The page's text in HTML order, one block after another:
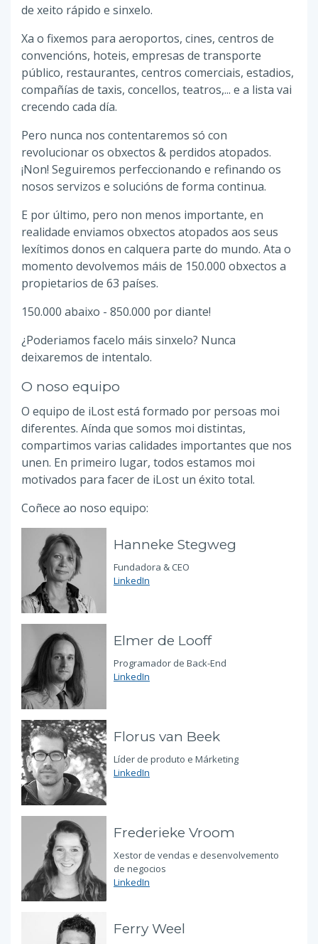
de xeito rápido e sinxelo.
Xa o fixemos para aeroportos, cines, centros de
convencións, hoteis, empresas de transporte
público, restaurantes, centros comerciais, estadios,
compañías de taxis, concellos, teatros,... e a lista vai
crecendo cada día.
Pero nunca nos contentaremos só con
revolucionar os obxectos & perdidos atopados.
¡Non! Seguiremos perfeccionando e refinando os
nosos servizos e solucións de forma continua.
E por último, pero non menos importante, en
realidade enviamos obxectos atopados aos seus
lexítimos donos en calquera parte do mundo. Ata o
momento devolvemos máis de 150.000 obxectos a
propietarios de 63 países.
150.000 abaixo - 850.000 por diante!
¿Poderiamos facelo máis sinxelo? Nunca
deixaremos de intentalo.
O noso equipo
O equipo de iLost está formado por persoas moi
diferentes. Aínda que somos moi distintas,
compartimos varias calidades importantes que nos
unen. En primeiro lugar, todos estamos moi
motivados para facer de iLost un éxito total.
Coñece ao noso equipo:
Hanneke Stegweg
Fundadora & CEO
LinkedIn
Elmer de Looff
Programador de Back-End
LinkedIn
Florus van Beek
Líder de produto e Márketing
LinkedIn
Frederieke Vroom
Xestor de vendas e desenvolvemento
de negocios
LinkedIn
Ferry Weel